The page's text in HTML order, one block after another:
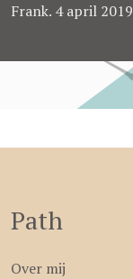
Frank. 4 april 2019
Path
Over mij